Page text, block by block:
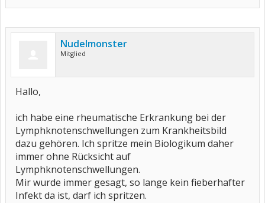
Nudelmonster
Mitglied
Hallo,
ich habe eine rheumatische Erkrankung bei der
Lymphknotenschwellungen zum Krankheitsbild
dazu gehören. Ich spritze mein Biologikum daher
immer ohne Rücksicht auf
Lymphknotenschwellungen.
Mir wurde immer gesagt, so lange kein fieberhafter
Infekt da ist, darf ich spritzen.